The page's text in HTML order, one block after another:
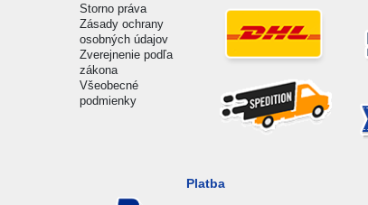
Storno práva
Zásady ochrany
osobných údajov
Zverejnenie podľa
zákona
Všeobecné
podmienky
Platba